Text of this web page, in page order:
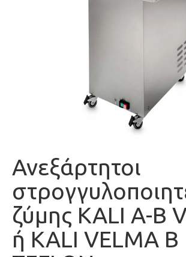
Ανεξάρτητοι
ζύμης KALI Α-B
ή KALI VELMA B